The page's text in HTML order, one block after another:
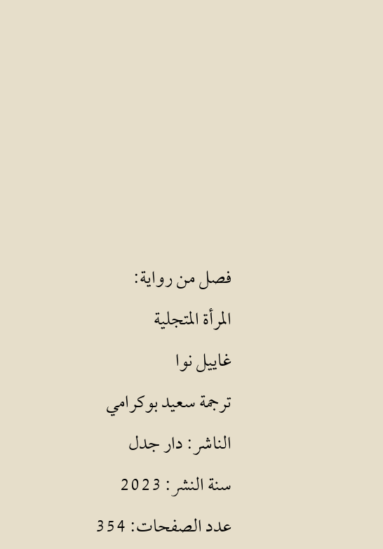
فصل من رواية:
المرأة المتجلية
غاييل نوا
ترجمة سعيد بوكرامي
الناشر: دار جدل
سنة النشر: 2023
عدد الصفحات: 354